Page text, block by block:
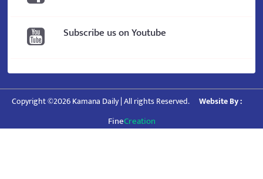
Subscribe us on Youtube
Copyright ©2026 Kamana Daily | All rights Reserved. Website By :
FineCreation